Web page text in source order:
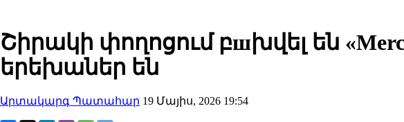
Շիրակի փողոցում բшխվել են
երեխաներ են
Արտակարգ Պատահար 19 Մայիս, 2026 19:54